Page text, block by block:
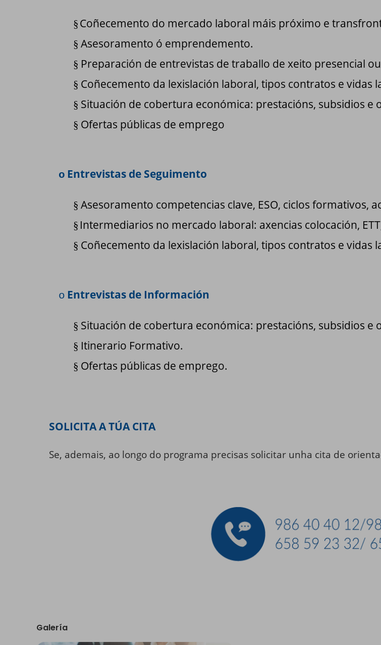
§ Coñecemento do mercado laboral máis próximo e
§ Asesoramento ó emprendemento.
§ Preparación de entrevistas de traballo de xeito presencial
§ Coñecemento da lexislación laboral, tipos contratos e vidas
§ Situación de cobertura económica: prestacións, subsidios e
§ Ofertas públicas de emprego
o Entrevistas de Seguimento
§ Asesoramento competencias clave, ESO, ciclos formativos,
§ Intermediarios no mercado laboral: axencias colocación,
§ Coñecemento da lexislación laboral, tipos contratos e vidas
o Entrevistas de Información
§ Situación de cobertura económica: prestacións, subsidios e
§ Itinerario Formativo.
§ Ofertas públicas de emprego.
SOLICITA A TÚA CITA
Se, ademais, ao longo do programa precisas solicitar unha cita de
Galería